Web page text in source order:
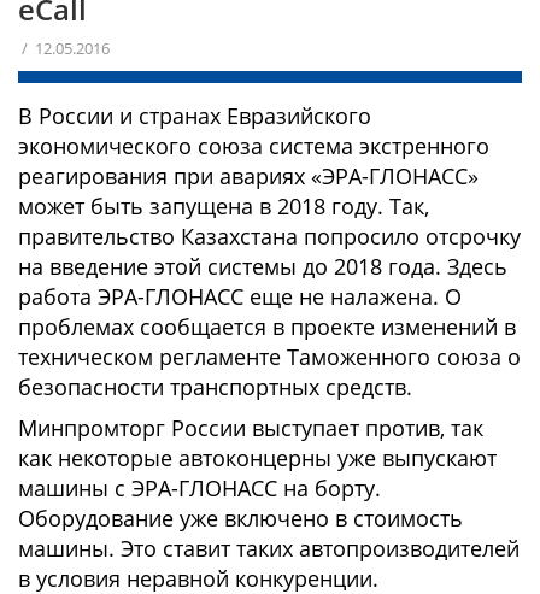
eCall
/ 12.05.2016
В России и странах Евразийского
экономического союза система экстренного
реагирования при авариях «ЭРА-ГЛОНАСС»
может быть запущена в 2018 году. Так,
правительство Казахстана попросило отсрочку
на введение этой системы до 2018 года. Здесь
работа ЭРА-ГЛОНАСС еще не налажена. О
проблемах сообщается в проекте изменений в
техническом регламенте Таможенного союза о
безопасности транспортных средств.
Минпромторг России выступает против, так
как некоторые автоконцерны уже выпускают
машины с ЭРА-ГЛОНАСС на борту.
Оборудование уже включено в стоимость
машины. Это ставит таких автопроизводителей
в условия неравной конкуренции.